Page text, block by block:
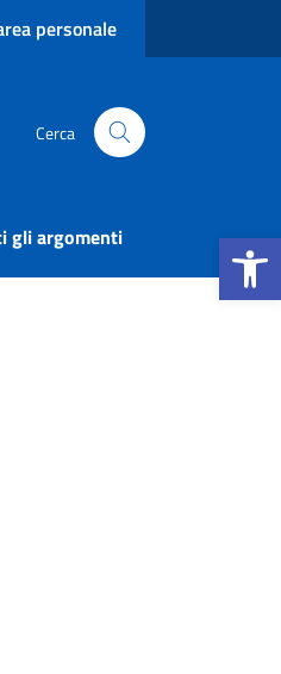
Apri la
personale
Cerca
gli argomenti